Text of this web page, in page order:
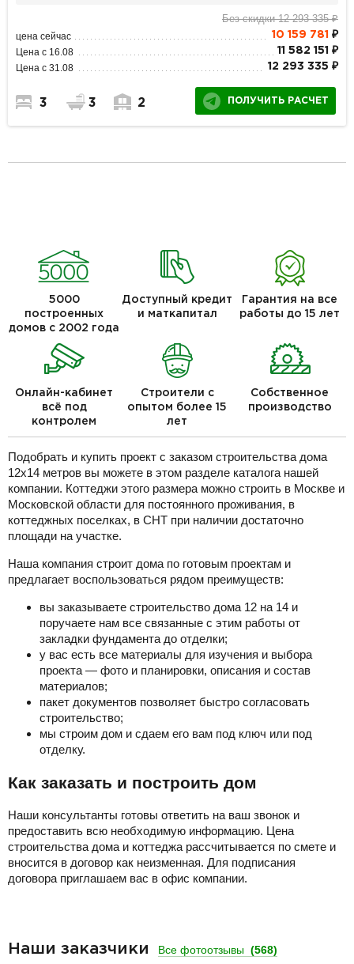
Без скидки 12 293 335 ₽
цена сейчас 10 159 781 ₽
Цена с 16.08 11 582 151 ₽
Цена с 31.08 12 293 335 ₽
3 3 2 ПОЛУЧИТЬ РАСЧЕТ
5000
построенных
домов с 2002 года
Доступный кредит
и маткапитал
Гарантия на все
работы до 15 лет
Онлайн-кабинет
всё под
контролем
Строители с
опытом более 15
лет
Собственное
производство
Подобрать и купить проект с заказом строительства дома
12х14 метров вы можете в этом разделе каталога нашей
компании. Коттеджи этого размера можно строить в Москве и
Московской области для постоянного проживания, в
коттеджных поселках, в СНТ при наличии достаточно
площади на участке.
Наша компания строит дома по готовым проектам и
предлагает воспользоваться рядом преимуществ:
вы заказываете строительство дома 12 на 14 и
поручаете нам все связанные с этим работы от
закладки фундамента до отделки;
у вас есть все материалы для изучения и выбора
проекта — фото и планировки, описания и состав
материалов;
пакет документов позволяет быстро согласовать
строительство;
мы строим дом и сдаем его вам под ключ или под
отделку.
Как заказать и построить дом
Наши консультанты готовы ответить на ваш звонок и
предоставить всю необходимую информацию. Цена
строительства дома и коттеджа рассчитывается по смете и
вносится в договор как неизменная. Для подписания
договора приглашаем вас в офис компании.
Наши заказчики Все фотоотзывы (568)